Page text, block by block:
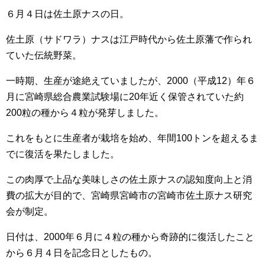
６月４日は佐土原ナスの日。
佐土原（サドワラ）ナスは江戸時代から佐土原藩で作られ
ていた伝統野菜。
一時期、生産が途絶えていましたが、2000（平成12）年６
月に宮崎県総合農業試験場に20年近く保管されていた約
200粒の種から４粒が発芽しました。
これをもとに生産者が栽培を始め、年間100トンを超えるま
でに復活を果たしました。
この肉厚で上品な美味しさの佐土原ナスの認知度向上と消
費の拡大が目的で、宮崎県宮崎市の宮崎市佐土原ナス研究
会が制定。
日付は、2000年６月に４粒の種から奇跡的に復活したこと
から６月４日を記念日としたもの。